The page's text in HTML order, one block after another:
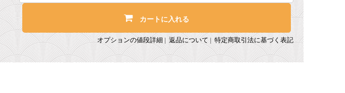
カートに入れる
オプションの値段詳細| 返品について| 特定商取引法に基づく表記